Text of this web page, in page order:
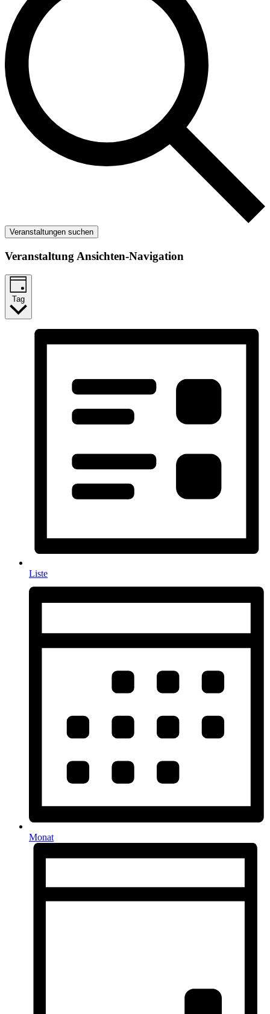
Veranstaltungen suchen
Veranstaltung Ansichten-Navigation
Tag
Liste
Monat